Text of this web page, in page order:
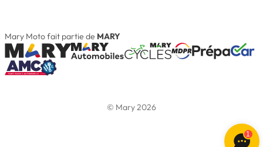
Mary Moto fait partie de MARY
© Mary 2026
1